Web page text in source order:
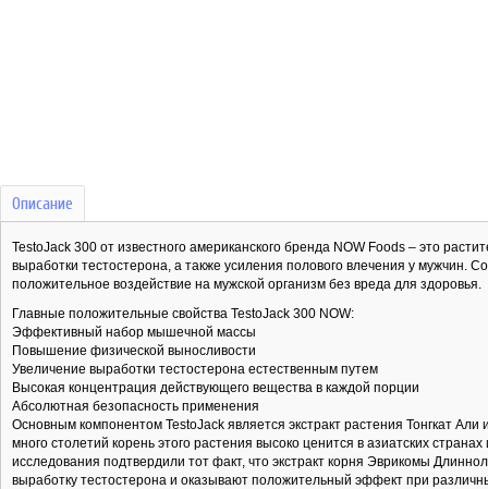
Описание
TestoJack 300 от известного американского бренда NOW Foods – это
выработки тестостерона, а также усиления полового влечения у мужчин.
положительное воздействие на мужской организм без вреда для здоровья.
Главные положительные свойства TestoJack 300 NOW:
Эффективный набор мышечной массы
Повышение физической выносливости
Увеличение выработки тестостерона естественным путем
Высокая концентрация действующего вещества в каждой порции
Абсолютная безопасность применения
Основным компонентом TestoJack является экстракт растения Тонгкат
много столетий корень этого растения высоко ценится в азиатских
исследования подтвердили тот факт, что экстракт корня Эврикомы
выработку тестостерона и оказывают положительный эффект при